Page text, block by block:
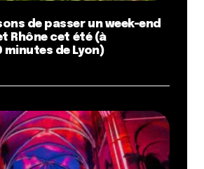
de passer un week-end
Rhône cet été (à
minutes de Lyon)